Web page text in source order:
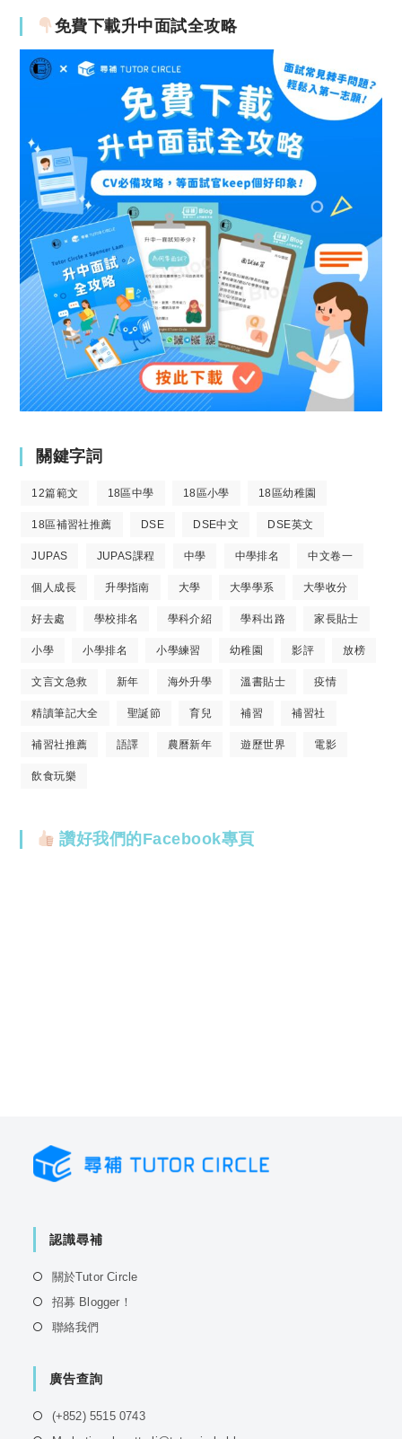
免費下載升中面試全攻略
關鍵字詞
12篇範文 18區中學 18區小學 18區幼稚園
18區補習社推薦 DSE DSE中文 DSE英文
JUPAS JUPAS課程 中學 中學排名 中文卷一
個人成長 升學指南 大學 大學學系 大學收分
好去處 學校排名 學科介紹 學科出路 家長貼士
小學 小學排名 小學練習 幼稚園 影評 放榜
文言文急救 新年 海外升學 溫書貼士 疫情
精讀筆記大全 聖誕節 育兒 補習 補習社
補習社推薦 語譯 農曆新年 遊歷世界 電影
飲食玩樂
讚好我們的Facebook專頁
認識尋補
關於Tutor CircleOpens
招募 Blogger！
聯絡我們
new
廣告查詢
(+852) 5515 0743Opens